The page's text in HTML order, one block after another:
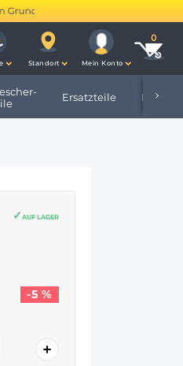
•
Standort Mein Konto
Ersatzteile
AUF LAGER
-5 %